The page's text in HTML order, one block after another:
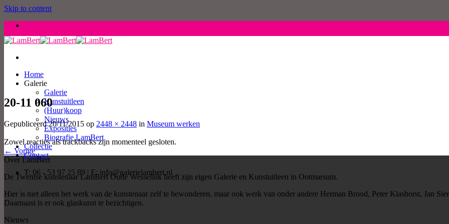
Skip to content
Home
Galerie
Galerie
Kunstuitleen
(Huur)koop
Nieuws
Exposities
Biografie LamBert
Collectie
Contact
T: 06 - 53 97 25 89 | E: info@galerielambert.nl
20-11 060
Gepubliceerd20/11/2015 op 2448 × 2448 in Museum werken
Zowel reacties als trackbacks zijn momenteel gesloten.
← Vorige
Over LamBert
De Twentse kunstenaar LamBert Oude Wesselink heeft zijn eigen Galerie en Kunstuitleen in Ootmarsum.
Hier is niet alleen het werk van de kunstenaar zelf te bewonderen, maar ook werk van onder andere Herman Brood, Peter Klashorst, Jan
Daarnaast is er ook glaskunst te bezichtigen.
Nieuws